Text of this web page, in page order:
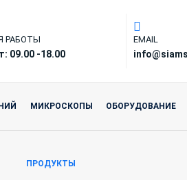
РАБОТЫ
09.00 -18.00
EMAIL
МИКРОСКОПЫ ОБОРУДОВАНИЕ
ПРОДУКТЫ